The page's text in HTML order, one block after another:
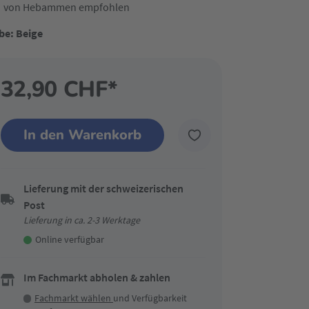
von Hebammen empfohlen
Beige
32,90 CHF*
In den Warenkorb
Lieferung mit der schweizerischen
Post
Lieferung in ca. 2-3 Werktage
Online verfügbar
Im Fachmarkt abholen & zahlen
Fachmarkt wählen und Verfügbarkeit